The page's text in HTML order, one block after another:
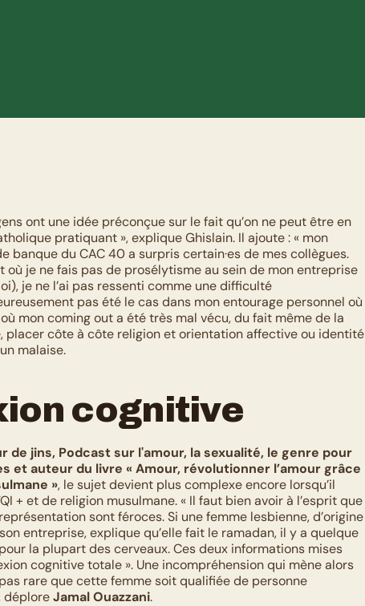
ont une idée préconçue sur le fait qu’on ne peut être en
pratiquant », explique Ghislain. Il ajoute : « mon
banque du CAC 40 a surpris certain·es de mes collègues.
je ne fais pas de prosélytisme au sein de mon entreprise
je ne l’ai pas ressenti comme une difficulté
pas été le cas dans mon entourage personnel où
mon coming out a été très mal vécu, du fait même de la
placer côte à côte religion et orientation affective ou identité
malaise.
cognitive
de jins, Podcast sur l'amour, la sexualité, le genre pour
et auteur du livre « Amour, révolutionner l’amour grâce
», le sujet devient plus complexe encore lorsqu’il
+ et de religion musulmane. « Il faut bien avoir à l’esprit que
sont féroces. Si une femme lesbienne, d’origine
entreprise, explique qu’elle fait le ramadan, il y a quelque
la plupart des cerveaux. Ces deux informations mises
cognitive totale ». Une incompréhension qui mène alors
pas rare que cette femme soit qualifiée de personne
déplore Jamal Ouazzani.